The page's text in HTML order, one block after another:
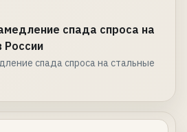
спада спроса на
России
спада спроса на стальные